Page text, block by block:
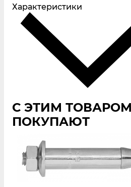
Характеристики
С ЭТИМ
ПОКУПАЮТ